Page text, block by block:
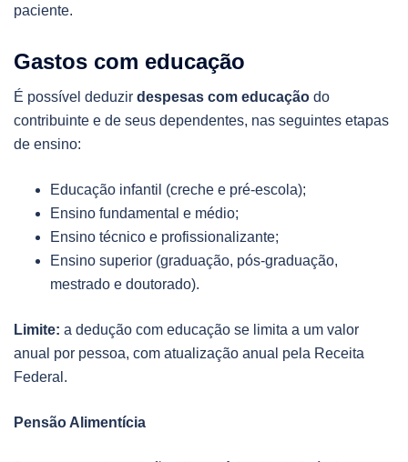
paciente.
Gastos com educação
É possível deduzir despesas com educação do
contribuinte e de seus dependentes, nas seguintes etapas
de ensino:
Educação infantil (creche e pré-escola);
Ensino fundamental e médio;
Ensino técnico e profissionalizante;
Ensino superior (graduação, pós-graduação,
mestrado e doutorado).
Limite: a dedução com educação se limita a um valor
anual por pessoa, com atualização anual pela Receita
Federal.
Pensão Alimentícia